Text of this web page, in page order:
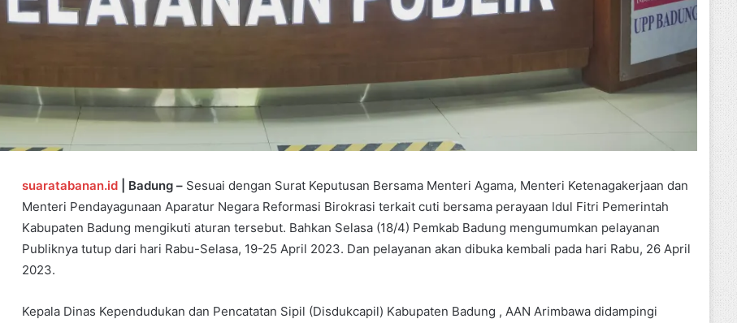
suaratabanan.id | Badung – Sesuai dengan Surat Keputusan Bersama Menteri Agama, Menteri Ketenagakerjaan dan
Menteri Pendayagunaan Aparatur Negara Reformasi Birokrasi terkait cuti bersama perayaan Idul Fitri Pemerintah
Kabupaten Badung mengikuti aturan tersebut. Bahkan Selasa (18/4) Pemkab Badung mengumumkan pelayanan
Publiknya tutup dari hari Rabu-Selasa, 19-25 April 2023. Dan pelayanan akan dibuka kembali pada hari Rabu, 26 April
2023.
Kepala Dinas Kependudukan dan Pencatatan Sipil (Disdukcapil) Kabupaten Badung , AAN Arimbawa didampingi